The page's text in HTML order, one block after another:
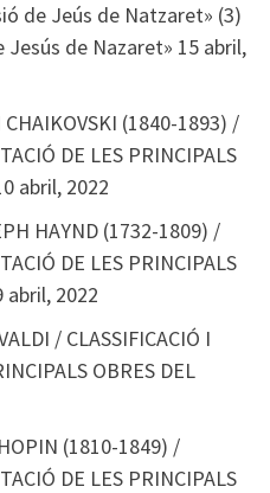
de Jeús de Natzaret» (3)
Jesús de Nazaret» 15 abril,
(1840-1893) /
DE LES PRINCIPALS
abril, 2022
HAYND (1732-1809) /
DE LES PRINCIPALS
abril, 2022
/ CLASSIFICACIÓ I
OBRES DEL
(1810-1849) /
DE LES PRINCIPALS